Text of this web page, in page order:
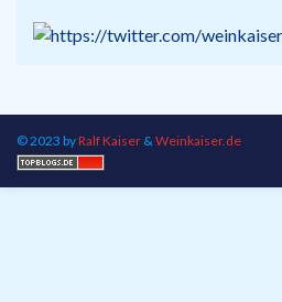
© 2023 byRalf Kaiser &Weinkaiser.de